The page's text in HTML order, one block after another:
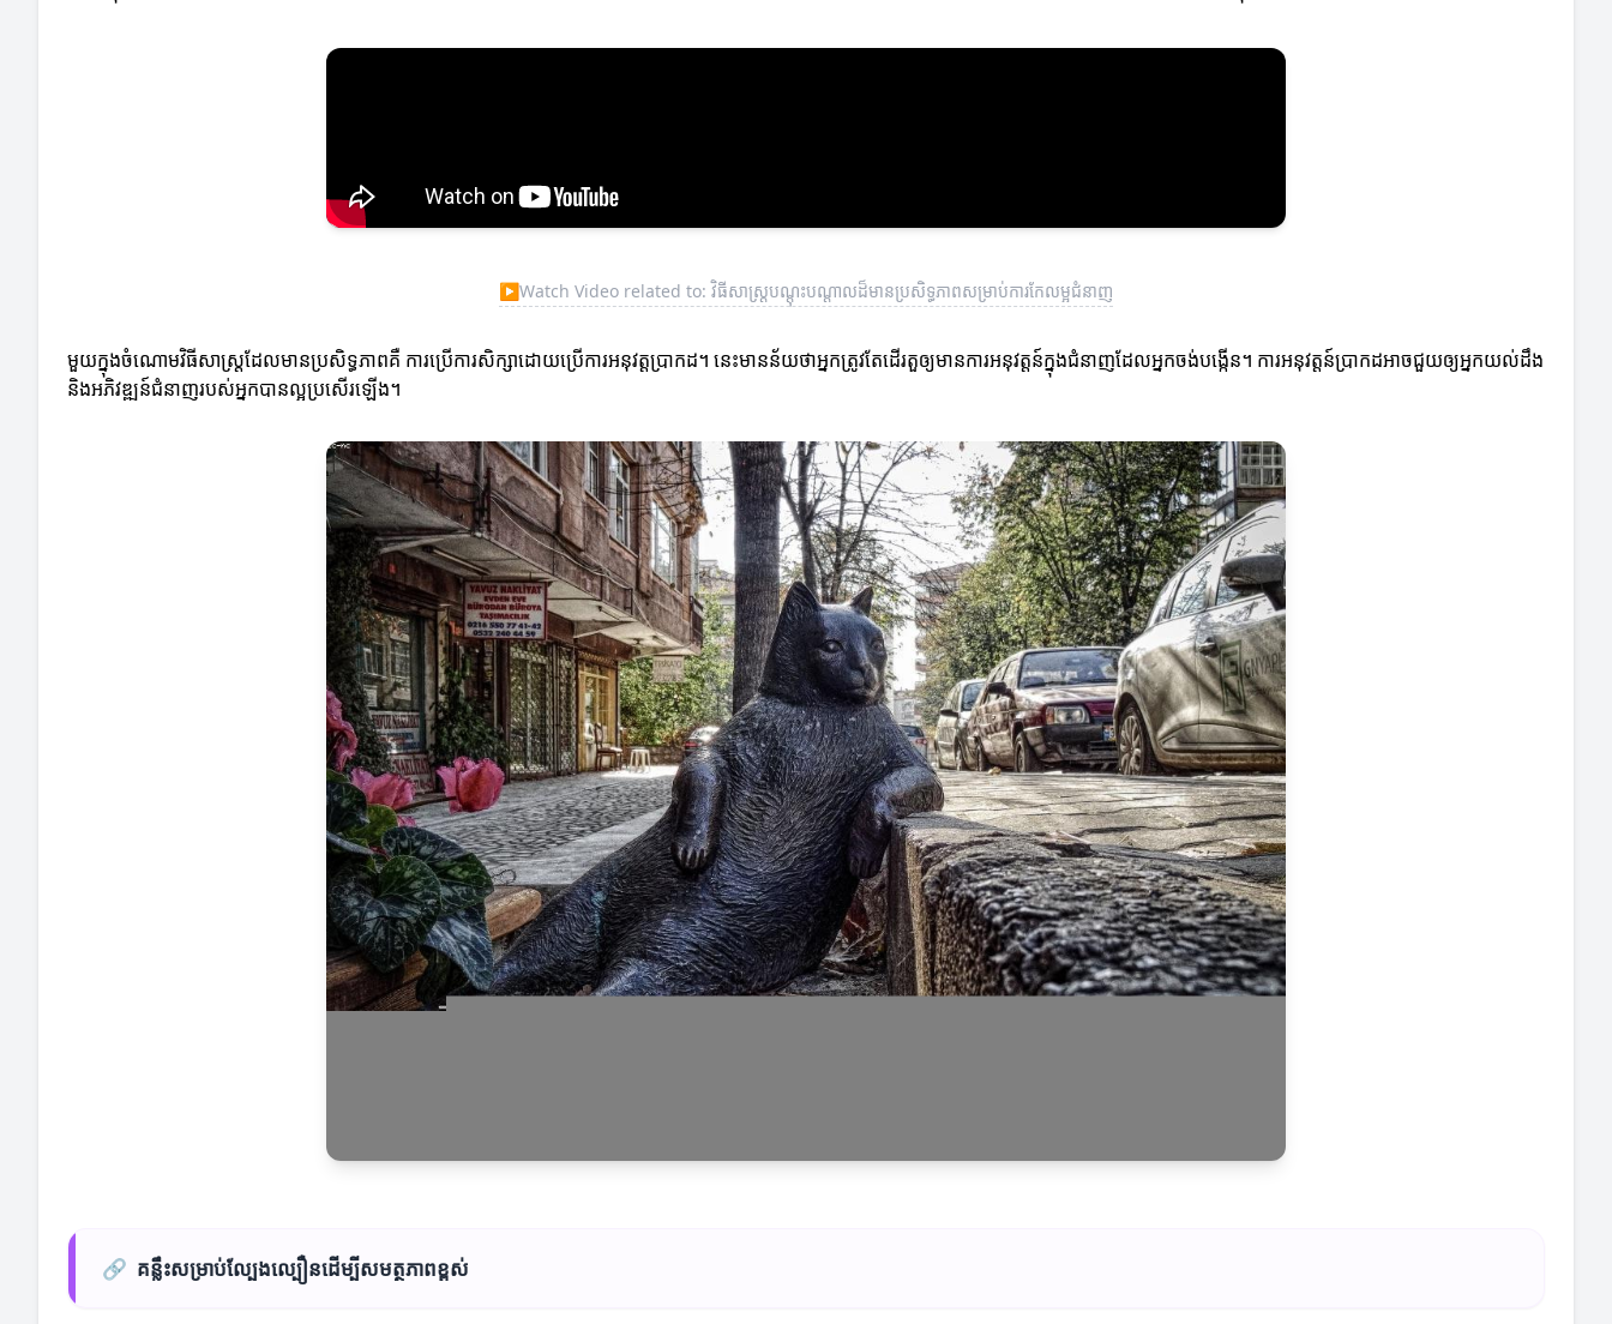
▶Watch Video related to: វិធីសាស្ត្របណ្តុះបណ្តាលដ៏មានប្រសិទ្ធភាពសម្រាប់ការកែលម្អជំនាញ
មួយក្នុងចំណោមវិធីសាស្ត្រដែលមានប្រសិទ្ធភាពគឺ ការប្រើការសិក្សាដោយប្រើការអនុវត្តប្រាកដ។ នេះមានន័យថាអ្នកត្រូវតែដើរតួឲ្យមានការអនុវត្តន៍ក្នុងជំនាញដែលអ្នកចង់បង្កើន។ ការអនុវត្តន៍ប្រាកដអាចជួយឲ្យអ្នកយល់ដឹង
និងអភិវឌ្ឍន៍ជំនាញរបស់អ្នកបានល្អប្រសើរឡើង។
🔗 គន្លឹះសម្រាប់ល្បែងល្បឿនដើម្បីសមត្ថភាពខ្ពស់